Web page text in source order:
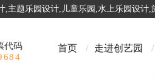
,主题乐园设计,儿童乐园,水上乐园设
代码
首页 / 走进创艺园 /